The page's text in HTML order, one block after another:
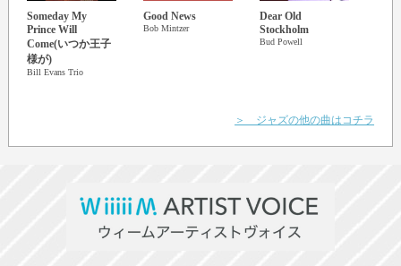
Someday My
Prince Will
Come(いつか王子
様が)
Bill Evans Trio
Good News
Bob Mintzer
Dear Old
Stockholm
Bud Powell
＞ ジャズの他の曲はコチラ